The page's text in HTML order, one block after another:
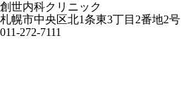
創世内科クリニック
札幌市中央区北1条東3丁目2番地2号
011-272-7111